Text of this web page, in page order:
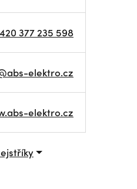
377 235 598
elektro.cz
elektro.cz